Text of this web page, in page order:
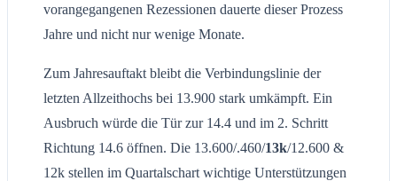
vorangegangenen Rezessionen dauerte dieser Prozess
Jahre und nicht nur wenige Monate.
Zum Jahresauftakt bleibt die Verbindungslinie der
letzten Allzeithochs bei 13.900 stark umkämpft. Ein
Ausbruch würde die Tür zur 14.4 und im 2. Schritt
Richtung 14.6 öffnen. Die 13.600/.460/13k/12.600 &
12k stellen im Quartalschart wichtige Unterstützungen